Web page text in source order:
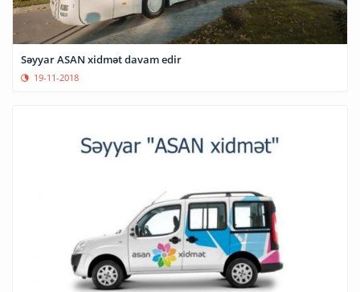
Səyyar ASAN xidmət davam edir
19-11-2018